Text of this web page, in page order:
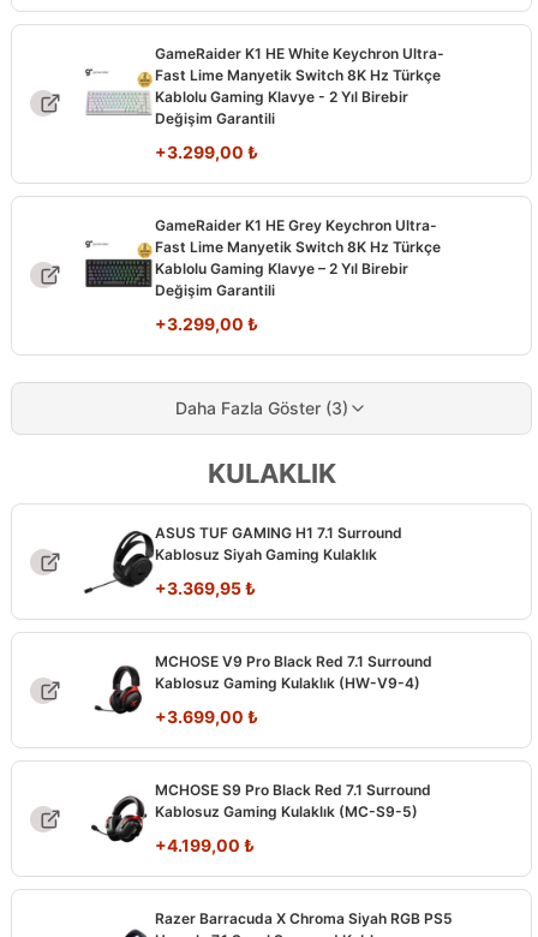
GameRaider K1 HE White Keychron Ultra-
Fast Lime Manyetik Switch 8K Hz Türkçe
Kablolu Gaming Klavye - 2 Yıl Birebir
Değişim Garantili
+3.299,00 ₺
GameRaider K1 HE Grey Keychron Ultra-
Fast Lime Manyetik Switch 8K Hz Türkçe
Kablolu Gaming Klavye – 2 Yıl Birebir
Değişim Garantili
+3.299,00 ₺
Daha Fazla Göster (3)
KULAKLIK
ASUS TUF GAMING H1 7.1 Surround
Kablosuz Siyah Gaming Kulaklık
+3.369,95₺
MCHOSE V9 Pro Black Red 7.1 Surround
Kablosuz Gaming Kulaklık (HW-V9-4)
+3.699,00 ₺
MCHOSE S9 Pro Black Red 7.1 Surround
Kablosuz Gaming Kulaklık (MC-S9-5)
+4.199,00 ₺
Razer Barracuda X Chroma Siyah RGB PS5